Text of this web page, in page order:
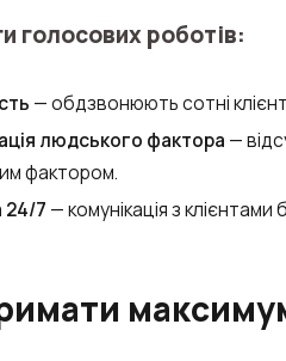
голосових роботів:
— обдзвонюють сотні
людського фактора —
фактором.
24/7 — комунікація з клієнтами